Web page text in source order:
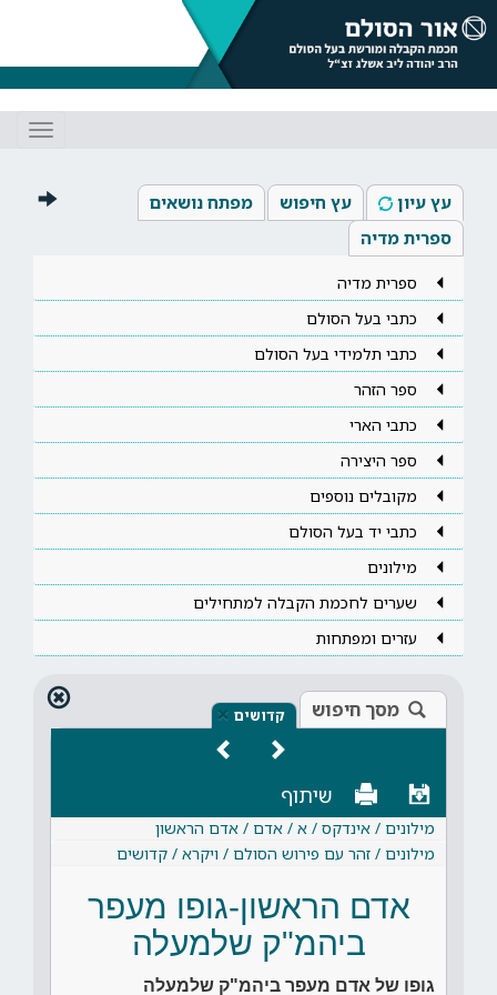
עץ עיון עץ חיפוש
מפתח נושאים
ספרית מדיה
ספרית מדיה
כתבי בעל הסולם
כתבי תלמידי בעל הסולם
ספר הזהר
כתבי הארי
ספר היצירה
מקובלים נוספים
כתבי יד בעל הסולם
מילונים
שערים לחכמת הקבלה למתחילים
עזרים ומפתחות
מסך חיפוש קדושים ×
שיתוף
מילונים / אינדקס / א / אדם / אדם הראשון
מילונים / זהר עם פירוש הסולם / ויקרא / קדושים
אדם הראשון-גופו מעפר
ביהמ"ק שלמעלה
גופו של אדם מעפר ביהמ"ק שלמעלה